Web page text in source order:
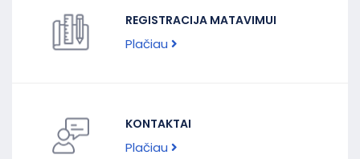
REGISTRACIJA MATAVIMUI
Plačiau
KONTAKTAI
Plačiau